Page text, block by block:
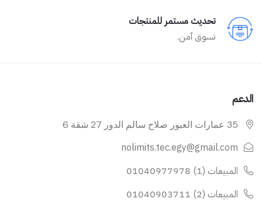
تحديث مستمر للمنتجات
تسوق آمن.
الدعم
35 عمارات العبور صلاح سالم الدور 27 شقة 6
nolimits.tec.egy@gmail.com
المبيعات (1) 01040977978
المبيعات (2) 01040903711